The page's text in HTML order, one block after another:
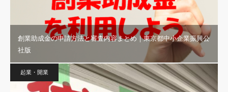
創業助成金の申請方法と審査内容まとめ｜東京都中小企業振興公
社版
起業・開業